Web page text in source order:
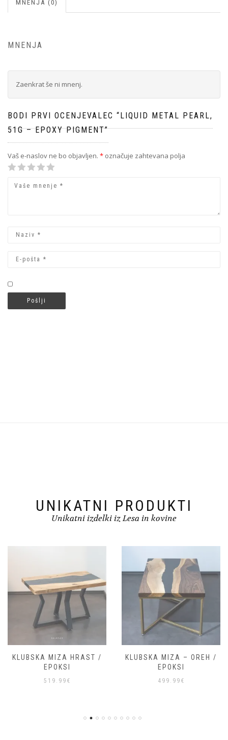
MNENJA (0)
MNENJA
Zaenkrat še ni mnenj.
BODI PRVI OCENJEVALEC “LIQUID METAL PEARL,
51G – EPOXY PIGMENT”
Vaš e-naslov ne bo objavljen. * označuje zahtevana polja
1
2 od 5
3 od 5
4 od 5
5 od 5 zvezdic
UNIKATNI PRODUKTI
Unikatni izdelki iz Lesa in kovine
KLUBSKA MIZA HRAST /
EPOKSI
519.99 €
KLUBSKA MIZA – OREH /
EPOKSI
499.99 €